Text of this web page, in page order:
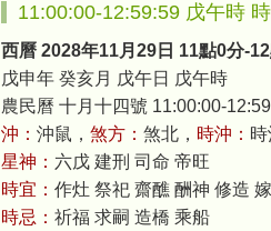
11:00:00-12:59:59 戊午時
西曆 2028年11月29日 11點0分-
戊申年 癸亥月 戊午日 戊午時
農民曆 十月十四號 11:00:00-
沖： 沖鼠， 煞方： 煞北， 時沖：
星神： 六戊 建刑 司命 帝旺
時宜： 作灶 祭祀 齋醮 酬神 修造
時忌： 祈福 求嗣 造橋 乘船